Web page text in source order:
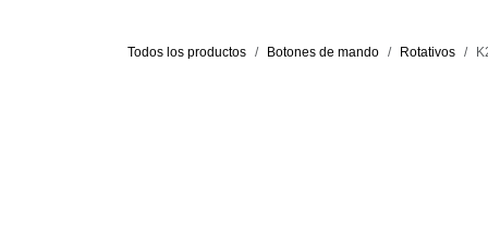
Todos los productos Botones de mando